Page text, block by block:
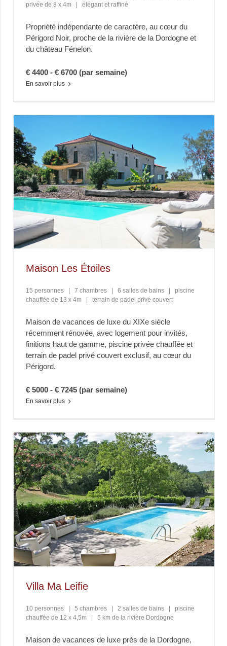
privée de 8 x 4m
| élégant et raffiné
Propriété indépendante de caractère, au cœur du
Périgord Noir, proche de la rivière de la Dordogne et
du château Fénelon.
€ 4400 - € 6700 (par semaine)
En savoir plus
Maison Les Étoiles
15 personnes 7 chambres 6 salles de bains
piscine
chauffée de 13 x 4m
terrain de padel privé couvert
Maison de vacances de luxe du XIXe siècle
récemment rénovée, avec logement pour invités,
finitions haut de gamme, piscine privée chauffée et
terrain de padel privé couvert exclusif, au cœur du
Périgord.
€ 5000 - € 7245 (par semaine)
En savoir plus
Villa Ma Leifie
10 personnes 5 chambres 2 salles de bains
piscine
chauffée de 12 x 4,5m
5 km de la rivière Dordogne
Maison de vacances de luxe près de la Dordogne,